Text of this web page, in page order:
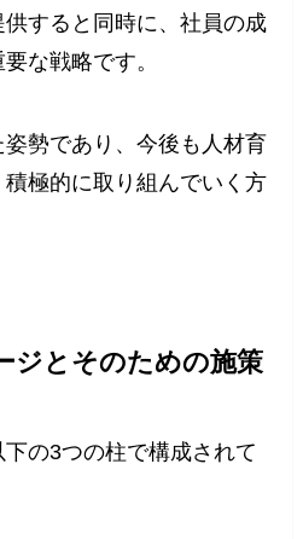
すると同時に、社員の成
な戦略です。
勢であり、今後も人材育
極的に取り組んでいく方
ジとそのための施策
の3つの柱で構成されて